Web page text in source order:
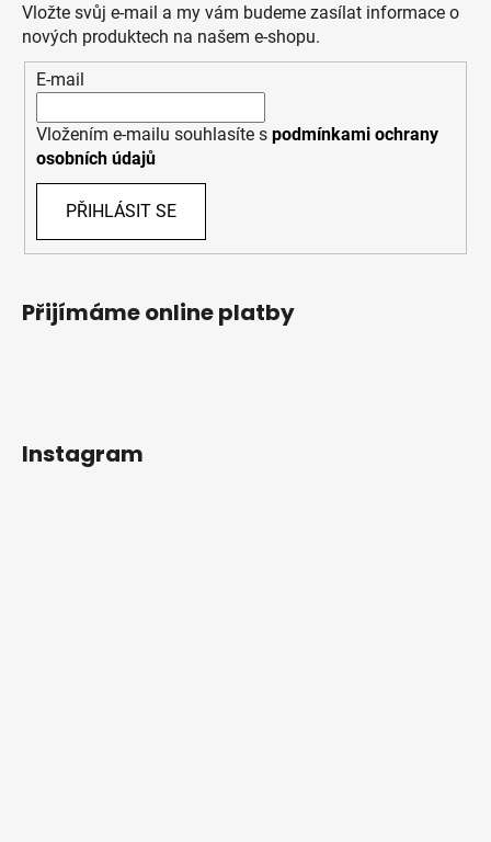
Vložte svůj e-mail a my vám budeme zasílat informace o
nových produktech na našem e-shopu.
E-mail
Vložením e-mailu souhlasíte s podmínkami ochrany
osobních údajů
PŘIHLÁSIT SE
Přijímáme online platby
Instagram